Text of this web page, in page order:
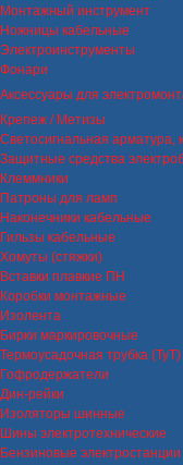
Монтажный инструмент
Ножницы кабельные
Электроинструменты
Фонари
Аксессуары для
Крепеж / Метизы
Светосигнальная арматура,
Защитные средства
Клеммники
Патроны для ламп
Наконечники кабельные
Гильзы кабельные
Хомуты (стяжки)
Вставки плавкие ПН
Коробки монтажные
Изолента
Бирки маркировочные
Термоусадочная трубка (ТуТ)
Гофродержатели
Дин-рейки
Изоляторы шинные
Шины электротехнические
Бензиновые электростанции